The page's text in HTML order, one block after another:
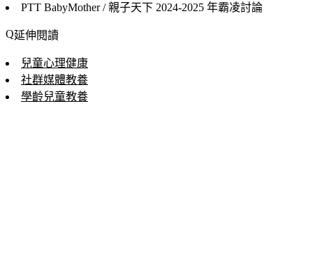
PTT BabyMother / 親子天下 2024-2025 年霸凌討論
延伸閱讀
兒童心理健康
社群媒體教養
學齡兒童教養